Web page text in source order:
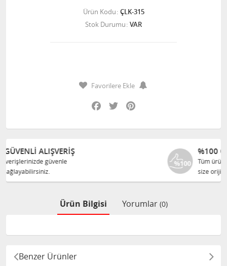
Ürün Kodu ÇLK-315
Stok Durumu VAR
Favorilere Ekle
Facebook
Twitter
%100 ORJINAL ÜRÜNLER
Tüm ürünlerimiz ilgili üreticiden
size orijinal olarak satılır.
Ürün Bilgisi Yorumlar (0)
Benzer Ürünler